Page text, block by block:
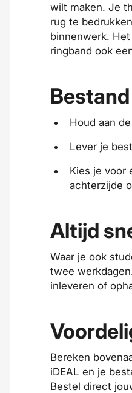
wilt maken. Je
rug te
binnenwerk.
ringband ook
Houd aan
Lever je
Kies je voor
achterzijde
Altijd
Waar je ook
twee
inleveren of
Bereken
iDEAL en je
Bestel direct